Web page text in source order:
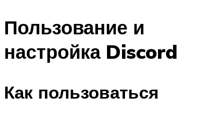
Пользование и
настройка Discord
Как пользоваться